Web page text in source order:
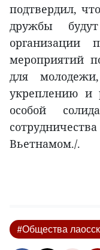
подтвердил,
дружбы
организации
мероприятий
для
укреплению и
особой
Вьетнамом./.
#Общества